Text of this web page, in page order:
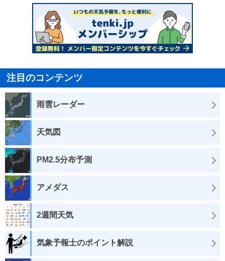
注目のコンテンツ
雨雲レーダー
天気図
PM2.5分布予測
アメダス
2週間天気
気象予報士のポイント解説